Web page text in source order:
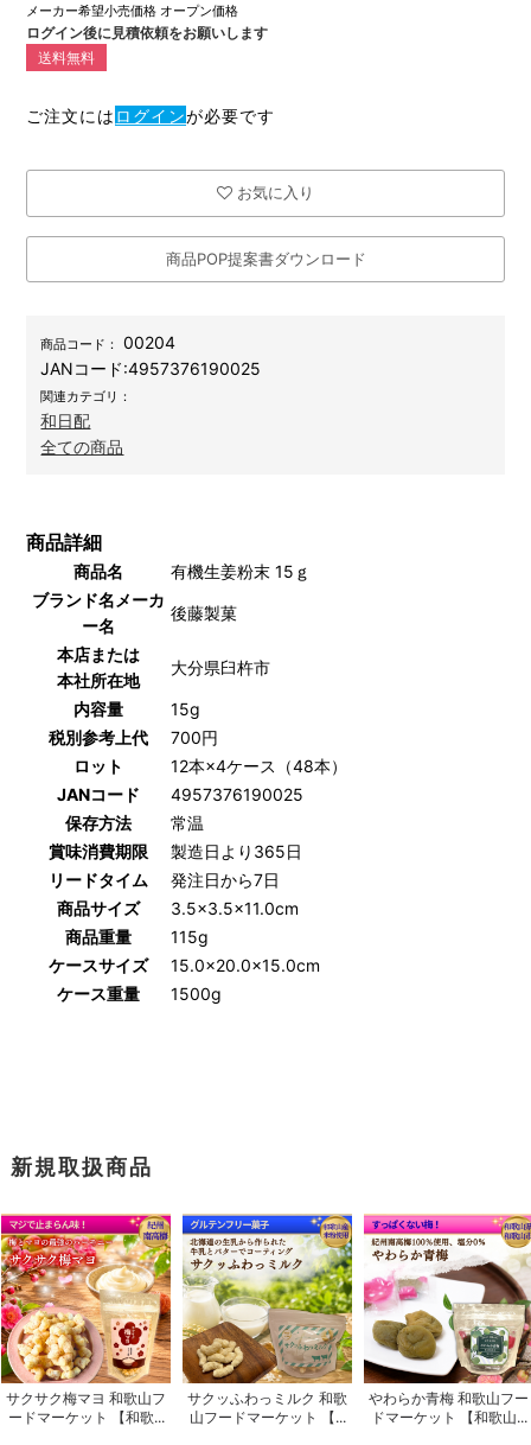
メーカー希望小売価格 オープン価格
ログイン後に見積依頼をお願いします
送料無料
ご注文には ログインが必要です
お気に入り
商品POP提案書ダウンロード
商品コード：
00204
JANコード:4957376190025
関連カテゴリ：
和日配
全ての商品
商品詳細
商品名
有機生姜粉末 15ｇ
ブランド名メーカ
ー名
後藤製菓
本店または
本社所在地
大分県臼杵市
内容量
15g
税別参考上代
700円
ロット
12本×4ケース（48本）
JANコード
4957376190025
保存方法
常温
賞味消費期限
製造日より365日
リードタイム
発注日から7日
商品サイズ
3.5×3.5×11.0cm
商品重量
115g
ケースサイズ
15.0×20.0×15.0cm
ケース重量
1500g
新規取扱商品
サクサク梅マヨ 和歌山フ
ードマーケット 【和歌...
サクッふわっミルク 和歌
山フードマーケット 【...
やわらか青梅 和歌山フー
ドマーケット 【和歌山...